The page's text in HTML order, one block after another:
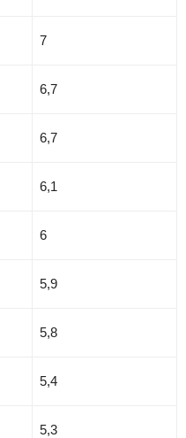
7
6,7
6,7
6,1
6
5,9
5,8
5,4
5,3